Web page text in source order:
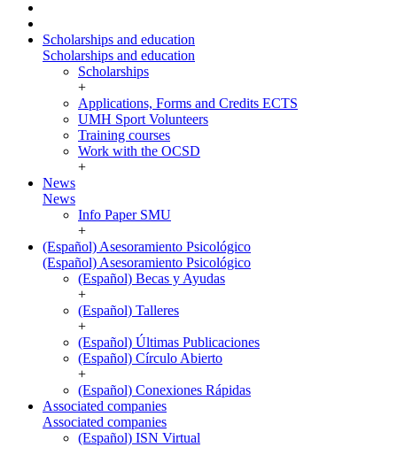
Scholarships and education
Scholarships and education
Scholarships
+
Applications, Forms and Credits ECTS
UMH Sport Volunteers
Training courses
Work with the OCSD
+
News
News
Info Paper SMU
+
(Español) Asesoramiento Psicológico
(Español) Asesoramiento Psicológico
(Español) Becas y Ayudas
+
(Español) Talleres
+
(Español) Últimas Publicaciones
(Español) Círculo Abierto
+
(Español) Conexiones Rápidas
Associated companies
Associated companies
(Español) ISN Virtual